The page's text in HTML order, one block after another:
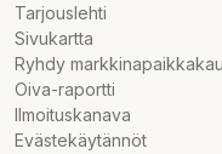
Tarjouslehti
Sivukartta
Ryhdy
Oiva-raportti
Ilmoituskanava
Evästekäytännöt